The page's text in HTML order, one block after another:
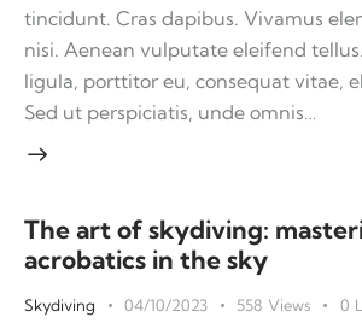
tincidunt. Cras dapibus. Vivamus
nisi. Aenean vulputate eleifend
ligula, porttitor eu, consequat vitae,
Sed ut perspiciatis, unde omnis…
The art of skydiving:
acrobatics in the sky
Skydiving 04/10/2023 558 Views 0